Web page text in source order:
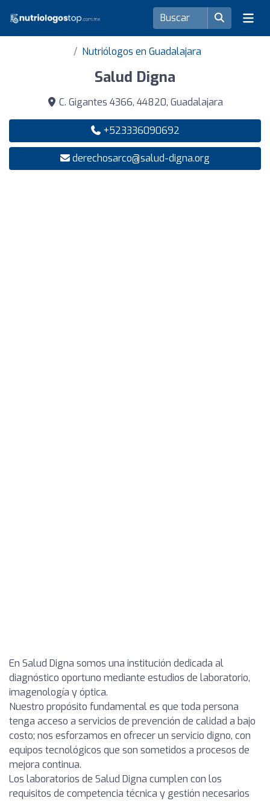
Nutriólogos en Guadalajara
Salud Digna
C. Gigantes 4366, 44820, Guadalajara
+523336090692
derechosarco@salud-digna.org
En Salud Digna somos una institución dedicada al
diagnóstico oportuno mediante estudios de laboratorio,
imagenología y óptica.
Nuestro propósito fundamental es que toda persona
tenga acceso a servicios de prevención de calidad a bajo
costo; nos esforzamos en ofrecer un servicio digno, con
equipos tecnológicos que son sometidos a procesos de
mejora continua.
Los laboratorios de Salud Digna cumplen con los
requisitos de competencia técnica y gestión necesarios